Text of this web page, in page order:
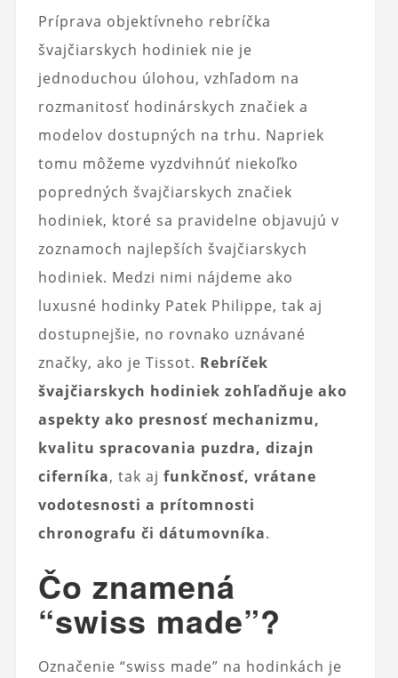
Príprava objektívneho rebríčka
švajčiarskych hodiniek nie je
jednoduchou úlohou, vzhľadom na
rozmanitosť hodinárskych značiek a
modelov dostupných na trhu. Napriek
tomu môžeme vyzdvihnúť niekoľko
popredných švajčiarskych značiek
hodiniek, ktoré sa pravidelne objavujú v
zoznamoch najlepších švajčiarskych
hodiniek. Medzi nimi nájdeme ako
luxusné hodinky Patek Philippe, tak aj
dostupnejšie, no rovnako uznávané
značky, ako je Tissot. Rebríček
švajčiarskych hodiniek zohľadňuje ako
aspekty ako presnosť mechanizmu,
kvalitu spracovania puzdra, dizajn
ciferníka, tak aj funkčnosť, vrátane
vodotesnosti a prítomnosti
chronografu či dátumovníka.
Čo znamená
“swiss made”?
Označenie “swiss made” na hodinkách je